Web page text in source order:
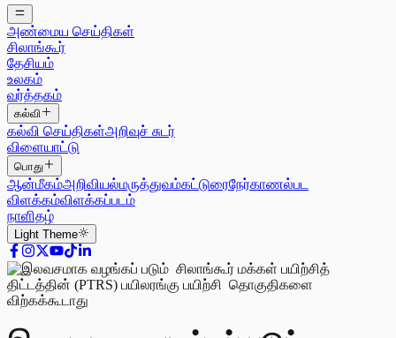
அண்மைய செய்திகள்
சிலாங்கூர்
தேசியம்
உலகம்
வர்த்தகம்
கல்வி
கல்வி செய்திகள்அறிவுச் சுடர்
விளையாட்டு
பொது
ஆன்மீகம்அறிவியல்மருத்துவம்கட்டுரைநேர்காணல்பட
விளக்கம்விளக்கப்படம்
நாளிதழ்
Light Theme